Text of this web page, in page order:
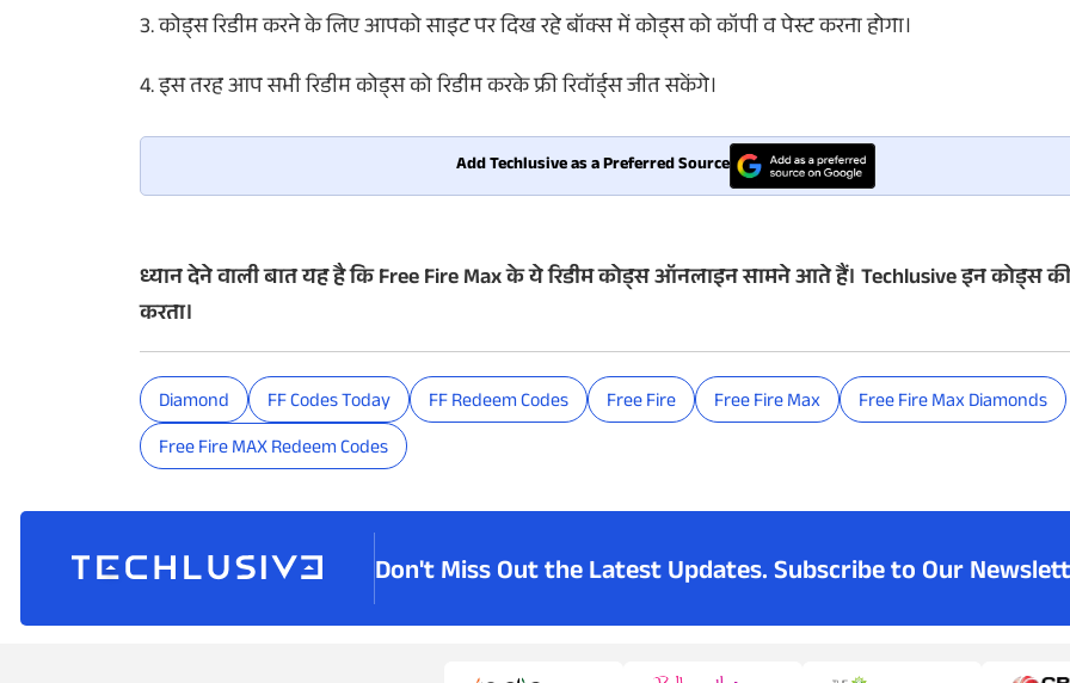
3. कोड्स रिडीम करने के लिए आपको साइट पर दिख रहे बॉक्स में कोड्स को कॉपी व पेस्ट करना होगा।
4. इस तरह आप सभी रिडीम कोड्स को रिडीम करके फ्री रिवॉर्ड्स जीत सकेंगे।
Add Techlusive as a Preferred Source
ध्यान देने वाली बात यह है कि Free Fire Max के ये रिडीम कोड्स ऑनलाइन सामने आते हैं। Techlusive इन कोड्स की
करता।
Diamond FF Codes Today FF Redeem Codes Free Fire Free Fire Max
Free Fire Max Diamonds
Free Fire MAX Redeem Codes
Don't Miss Out the Latest Updates.Subscribe to Our